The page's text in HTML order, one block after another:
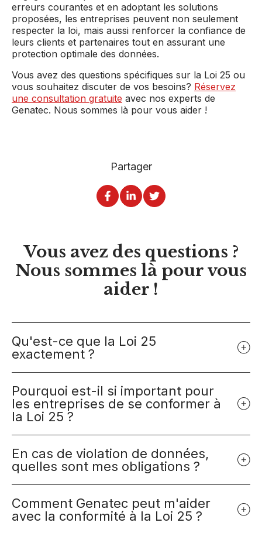
erreurs courantes et en adoptant les solutions
proposées, les entreprises peuvent non seulement
respecter la loi, mais aussi renforcer la confiance de
leurs clients et partenaires tout en assurant une
protection optimale des données.
Vous avez des questions spécifiques sur la Loi 25 ou
vous souhaitez discuter de vos besoins? Réservez
une consultation gratuite avec nos experts de
Genatec. Nous sommes là pour vous aider !
Partager
Vous avez des questions ?
Nous sommes là pour vous
aider !
Qu'est-ce que la Loi 25
exactement ?
Pourquoi est-il si important pour
les entreprises de se conformer à
la Loi 25 ?
En cas de violation de données,
quelles sont mes obligations ?
Comment Genatec peut m'aider
avec la conformité à la Loi 25 ?